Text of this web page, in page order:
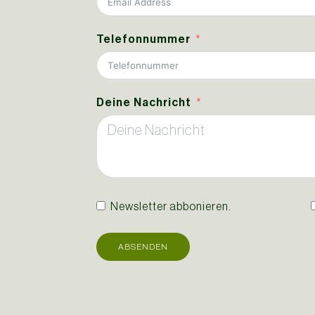
Telefonnummer
Deine Nachricht
Newsletter abbonieren.
ABSENDEN